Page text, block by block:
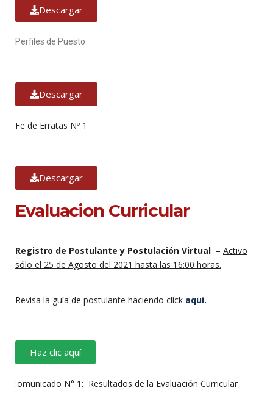
Descargar
Perfiles de Puesto
Descargar
Fe de Erratas Nº 1
Descargar
Evaluacion Curricular
Registro de Postulante y Postulación Virtual – Activo
sólo el 25 de Agosto del 2021 hasta las 16:00 horas.
Revisa la guía de postulante haciendo click aqui.
Haz clic aquí
:omunicado N° 1: Resultados de la Evaluación Curricular